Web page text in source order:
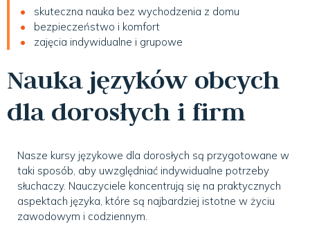
skuteczna nauka bez wychodzenia z domu
bezpieczeństwo i komfort
zajęcia indywidualne i grupowe
Nauka języków obcych
dla dorosłych i firm
Nasze kursy językowe dla dorosłych są przygotowane w
taki sposób, aby uwzględniać indywidualne potrzeby
słuchaczy. Nauczyciele koncentrują się na praktycznych
aspektach języka, które są najbardziej istotne w życiu
zawodowym i codziennym.